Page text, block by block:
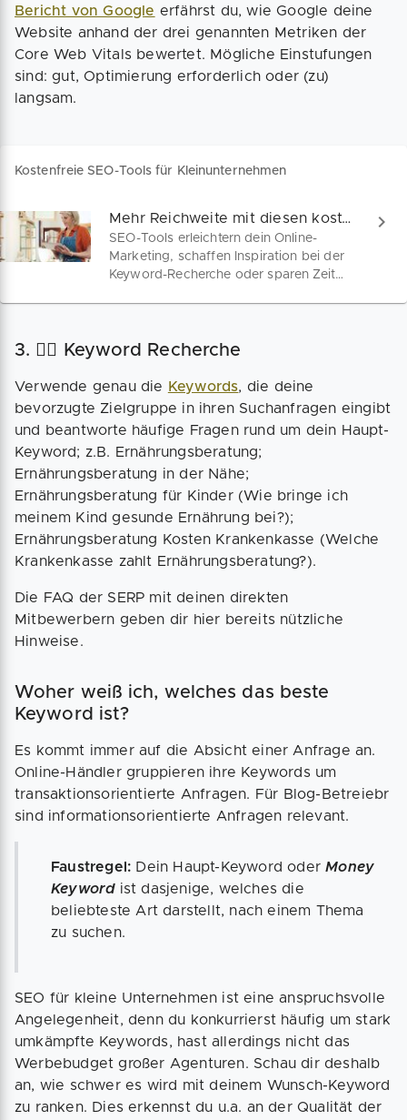
Bericht von Google erfährst du, wie Google deine
Website anhand der drei genannten Metriken der
Core Web Vitals bewertet. Mögliche Einstufungen
sind: gut, Optimierung erforderlich oder (zu)
langsam.
Kostenfreie SEO-Tools für Kleinunternehmen
Mehr Reichweite mit diesen kostenfreien SEO-Tools
SEO-Tools erleichtern dein Online-
Marketing, schaffen Inspiration bei der
Keyword-Recherche oder sparen Zeit
Zukunft mehr Besucher auf deine
3. 🕵️‍♀️ Keyword Recherche
Verwende genau die Keywords, die deine
bevorzugte Zielgruppe in ihren Suchanfragen eingibt
und beantworte häufige Fragen rund um dein Haupt-
Keyword; z.B. Ernährungsberatung;
Ernährungsberatung in der Nähe;
Ernährungsberatung für Kinder (Wie bringe ich
meinem Kind gesunde Ernährung bei?);
Ernährungsberatung Kosten Krankenkasse (Welche
Krankenkasse zahlt Ernährungsberatung?).
Die FAQ der SERP mit deinen direkten
Mitbewerbern geben dir hier bereits nützliche
Hinweise.
Woher weiß ich, welches das beste
Keyword ist?
Es kommt immer auf die Absicht einer Anfrage an.
Online-Händler gruppieren ihre Keywords um
transaktionsorientierte Anfragen. Für Blog-Betreiebr
sind informationsorientierte Anfragen relevant.
Faustregel: Dein Haupt-Keyword oderMoney
Keywordist dasjenige, welches die
beliebteste Art darstellt, nach einem Thema
zu suchen.
SEO für kleine Unternehmen ist eine anspruchsvolle
Angelegenheit, denn du konkurrierst häufig um stark
umkämpfte Keywords, hast allerdings nicht das
Werbebudget großer Agenturen. Schau dir deshalb
an, wie schwer es wird mit deinem Wunsch-Keyword
zu ranken. Dies erkennst du u.a. an der Qualität der